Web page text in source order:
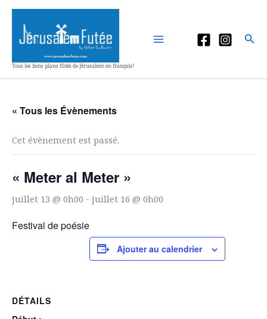
Aller
contenu
Tous les bons plans fûtés de Jérusalem en français!
« Tous les Évènements
Cet évènement est passé.
« Meter al Meter »
juillet 13 @ 0h00 - juillet 16 @ 0h00
Festival de poésie
Ajouter au calendrier
DÉTAILS